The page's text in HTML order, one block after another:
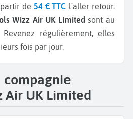
de 54 € TTC l'aller retour.
Wizz Air UK Limited sont au
régulièrement, elles
fois par jour.
compagnie
Air UK Limited